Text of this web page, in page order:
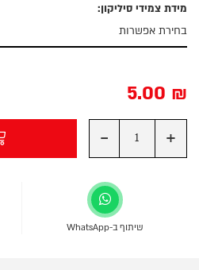
מידת צמידי סיליקון:
5.00 ₪
+
-
שיתוף ב-WhatsApp